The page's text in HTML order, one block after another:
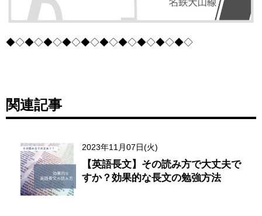
◆◇◆◇◆◇◆◇◆◇◆◇◆◇◆◇◆◇◆◇
関連記事
2023年11月07日(火)
【英語長文】その読み方で大丈夫で
すか？効果的な長文の勉強方法